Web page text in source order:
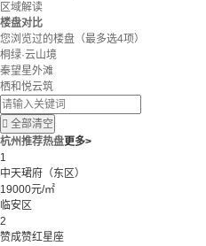
区域解读
楼盘对比
您浏览过的楼盘 （最多选4项）
桐绿·云山境
秦望星外滩
栖和悦云筑
 全部清空
杭州推荐热盘更多>
1
中天珺府（东区）
19000元/㎡
临安区
2
赞成赞红星座